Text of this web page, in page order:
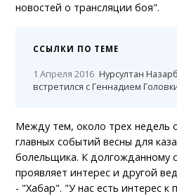
новостей о трансляции боя".
ССЫЛКИ ПО ТЕМЕ
1 Апреля 2016 Нурсултан
встретился с Геннадием
Между тем, около трех недель
главных событий весны для
болельщика. К долгожданному
проявляет интерес и другой
- "Хабар". "У нас есть интерес к